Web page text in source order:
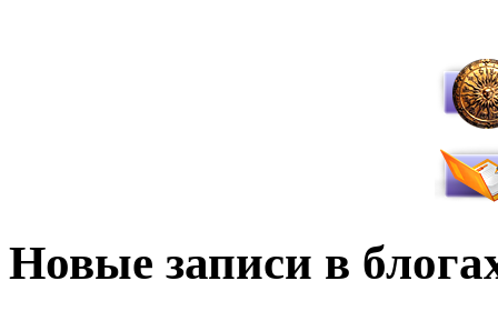
Новые записи в